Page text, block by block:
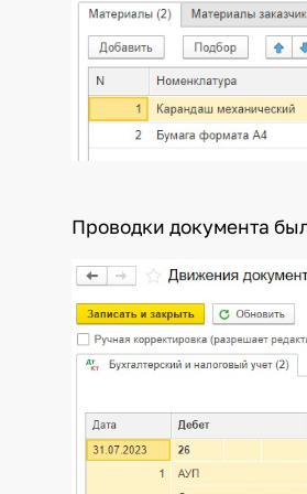
Проводки документа